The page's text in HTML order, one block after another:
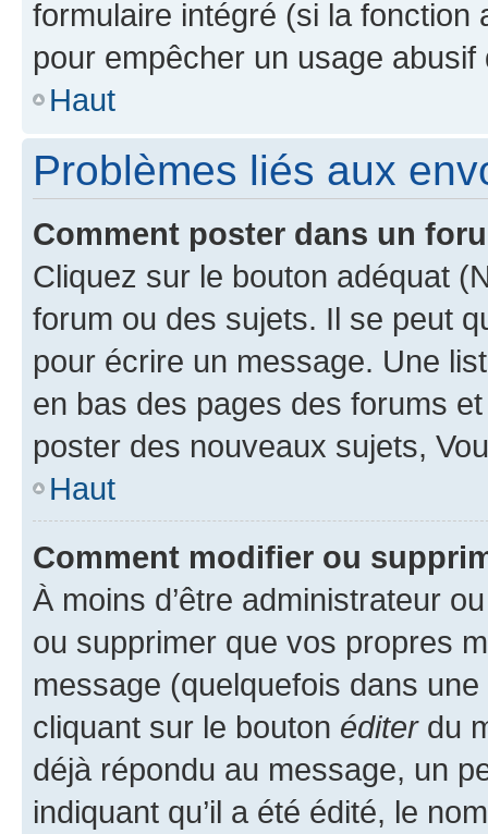
formulaire intégré (si la fonction
pour empêcher un usage
Haut
Problèmes liés aux
Comment poster dans un
Cliquez sur le bouton adéquat
forum ou des sujets. Il se peut
pour écrire un message. Une
en bas des pages des forums
poster des nouveaux sujets,
Haut
Comment modifier ou
À moins d’être administrateur
ou supprimer que vos propres
message (quelquefois dans
cliquant sur le bouton éditerdu
déjà répondu au message, un
indiquant qu’il a été édité, le